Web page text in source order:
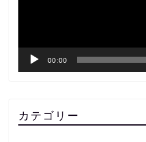
00:00
カテゴリー